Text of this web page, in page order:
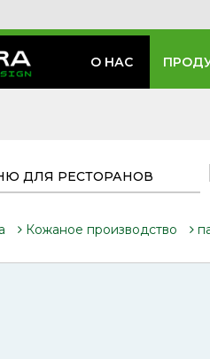
О НАС
ДЛЯ РЕСТОРАНОВ
Кожаное производство